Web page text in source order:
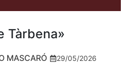
Tàrbena»
MASCARÓ 29/05/2026